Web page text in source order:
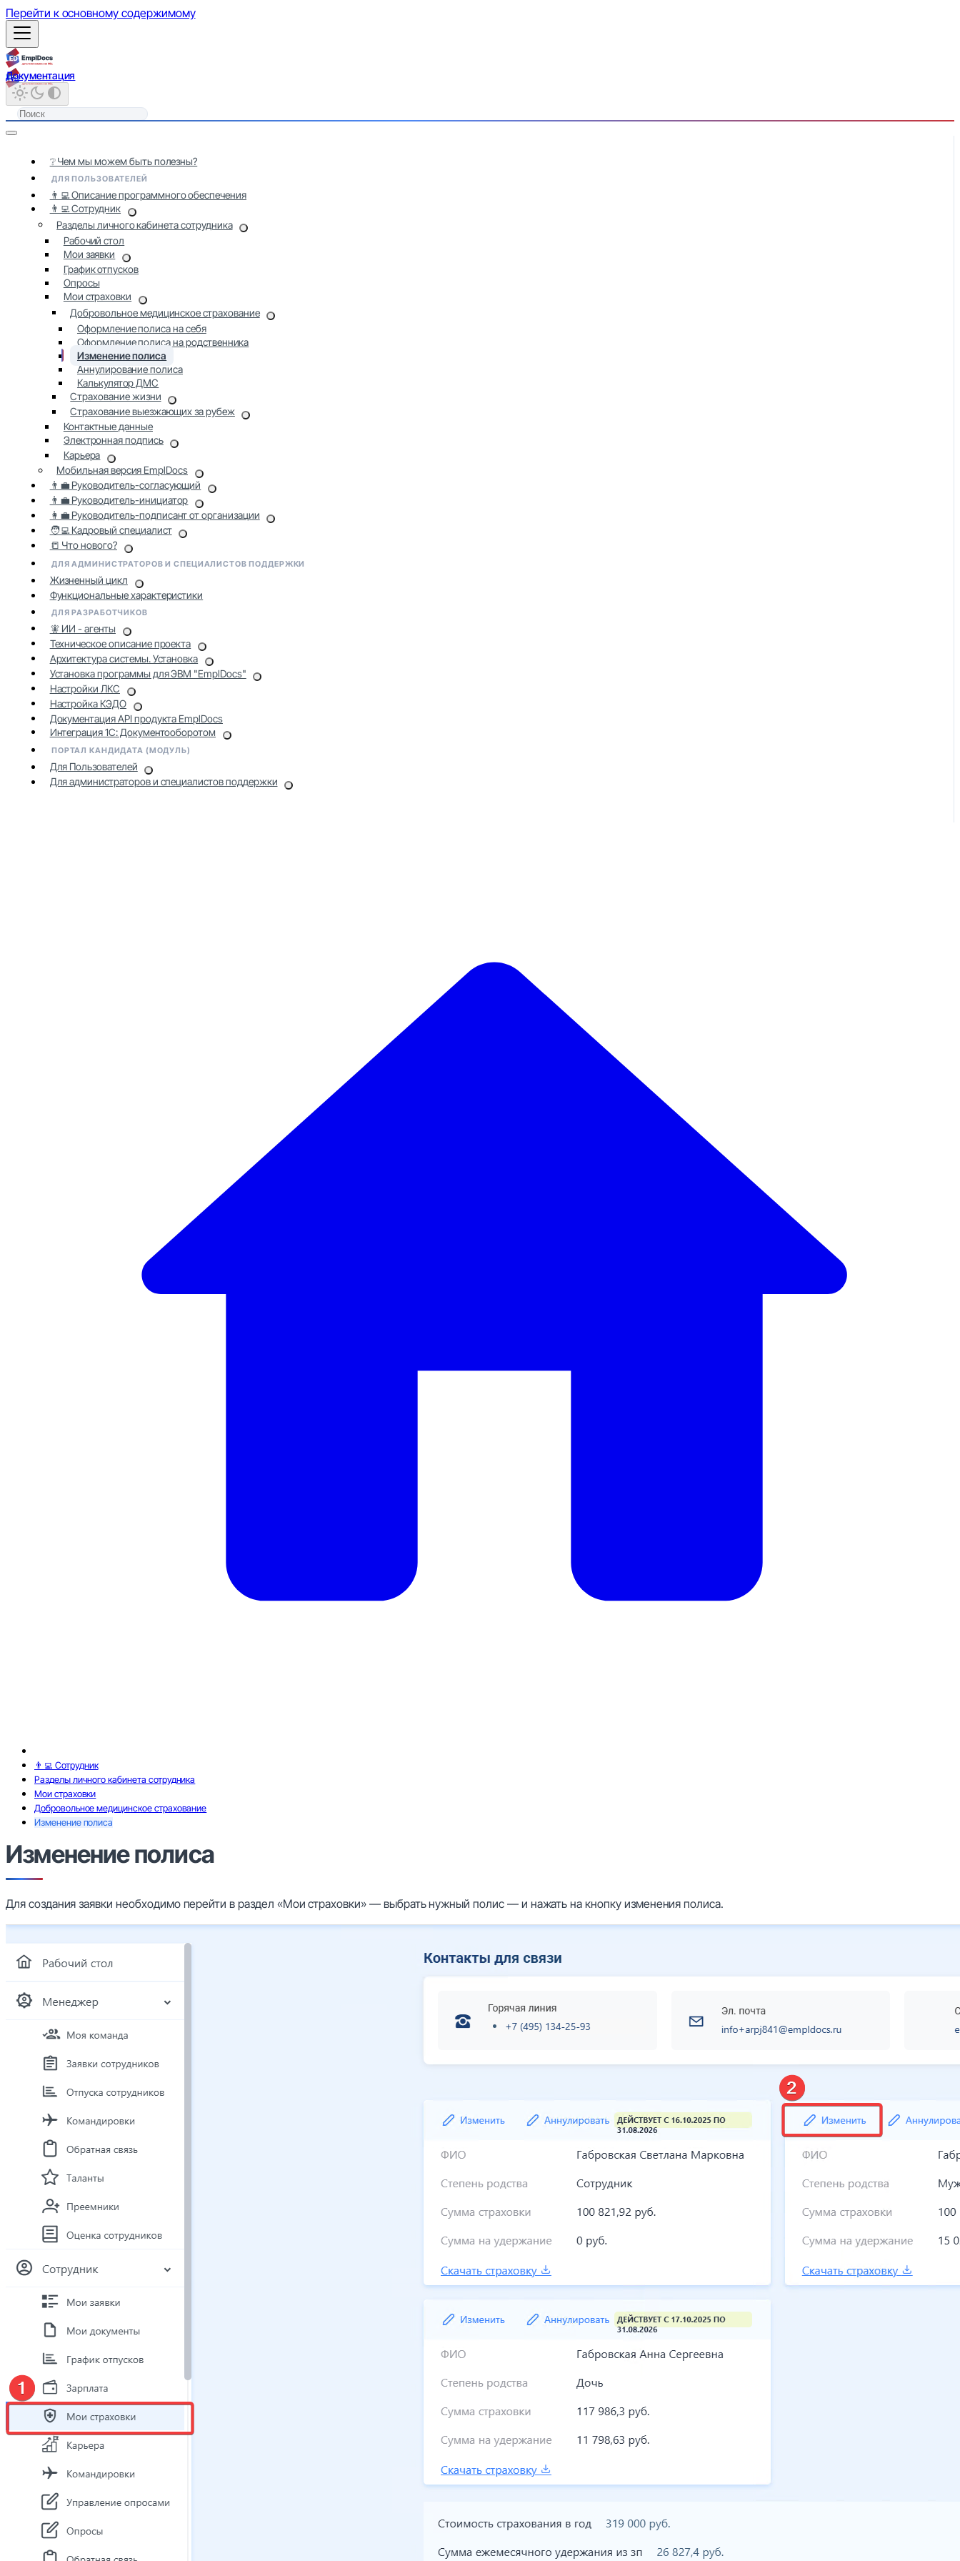
Перейти к основному содержимому
Документация
❔ Чем мы можем быть полезны?
ДЛЯ ПОЛЬЗОВАТЕЛЕЙ
👨‍💻 Описание программного обеспечения
👨‍💻 Сотрудник
Разделы личного кабинета сотрудника
Рабочий стол
Мои заявки
График отпусков
Опросы
Мои страховки
Добровольное медицинское страхование
Оформление полиса на себя
Оформление полиса на родственника
Изменение полиса
Аннулирование полиса
Калькулятор ДМС
Страхование жизни
Страхование выезжающих за рубеж
Контактные данные
Электронная подпись
Карьера
Мобильная версия EmplDocs
👨‍💼 Руководитель-согласующий
👨‍💼 Руководитель-инициатор
👩‍💼 Руководитель-подписант от организации
🧑‍💻 Кадровый специалист
📒 Что нового?
ДЛЯ АДМИНИСТРАТОРОВ И СПЕЦИАЛИСТОВ ПОДДЕРЖКИ
Жизненный цикл
Функциональные характеристики
ДЛЯ РАЗРАБОТЧИКОВ
🧚 ИИ - агенты
Техническое описание проекта
Архитектура системы. Установка
Установка программы для ЭВМ "EmplDocs"
Настройки ЛКС
Настройка КЭДО
Документация API продукта EmplDocs
Интеграция 1С: Документооборотом
ПОРТАЛ КАНДИДАТА (МОДУЛЬ)
Для Пользователей
Для администраторов и специалистов поддержки
👨‍💻 Сотрудник
Разделы личного кабинета сотрудника
Мои страховки
Добровольное медицинское страхование
Изменение полиса
Изменение полиса
Для создания заявки необходимо перейти в раздел «Мои страховки» — выбрать нужный полис — и нажать на кнопку изменения полиса.